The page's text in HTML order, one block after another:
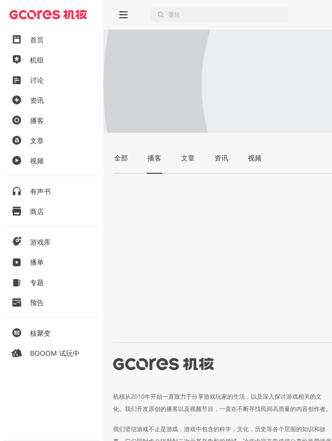
首页
机组
讨论
资讯
播客
文章
视频
有声书
商店
游戏库
播单
专题
预告
核聚变
BOOOM 试玩中
全部 播客 文章 资讯 视频
机核从2010年开始一直致力于分享游戏玩家的生活，以及深入探讨游戏相关的文
化。我们开发原创的播客以及视频节目，一直在不断寻找民间高质量的内容创作者。
我们坚信游戏不止是游戏，游戏中包含的科学，文化，历史等各个层面的知识和故